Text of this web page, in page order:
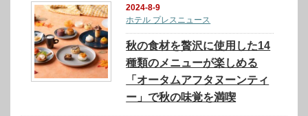
2024-8-9
ホテル プレスニュース
秋の食材を贅沢に使用した14
種類のメニューが楽しめる
「オータムアフタヌーンティ
ー」で秋の味覚を満喫